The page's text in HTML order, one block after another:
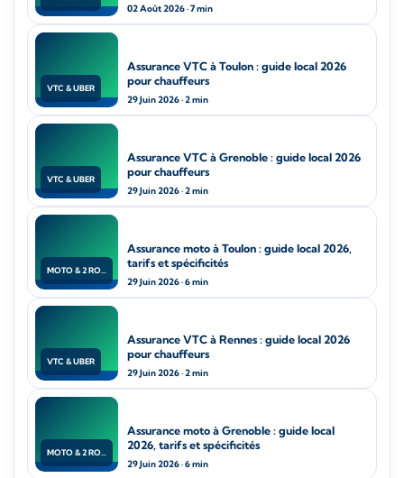
02 Août 2026 · 7 min
VTC & UBER
Assurance VTC à Toulon : guide local 2026
pour chauffeurs
29 Juin 2026 · 2 min
VTC & UBER
Assurance VTC à Grenoble : guide local 2026
pour chauffeurs
29 Juin 2026 · 2 min
MOTO & 2 ROUES
Assurance moto à Toulon : guide local 2026,
tarifs et spécificités
29 Juin 2026 · 6 min
VTC & UBER
Assurance VTC à Rennes : guide local 2026
pour chauffeurs
29 Juin 2026 · 2 min
MOTO & 2 ROUES
Assurance moto à Grenoble : guide local
2026, tarifs et spécificités
29 Juin 2026 · 6 min